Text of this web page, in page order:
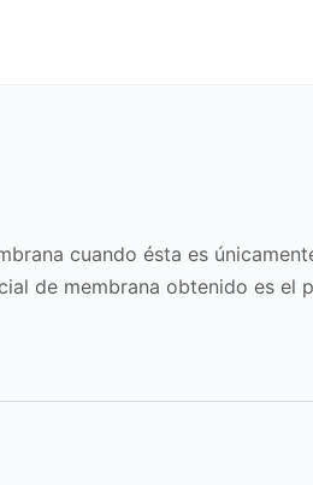
cuando ésta es
de membrana obtenido es el